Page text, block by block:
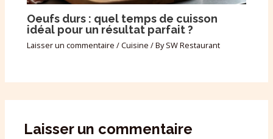
Oeufs durs : quel temps de cuisson
idéal pour un résultat parfait ?
Laisser un commentaire /Cuisine / BySW Restaurant
Laisser un commentaire